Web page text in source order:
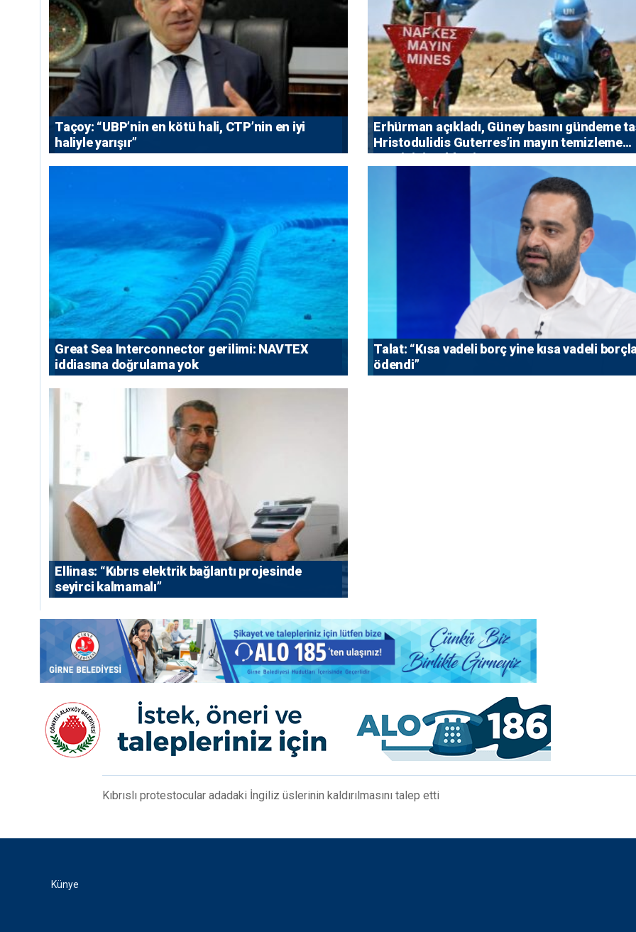
Taçoy: “UBP’nin en kötü hali, CTP’nin en iyi
haliyle yarışır”
Erhürman açıkladı, Güney basını gündeme
Hristodulidis Guterres’in mayın temizleme
önerisini reddetti
Great Sea Interconnector gerilimi: NAVTEX
iddiasına doğrulama yok
Talat: “Kısa vadeli borç yine kısa vadeli
ödendi”
Ellinas: “Kıbrıs elektrik bağlantı projesinde
seyirci kalmamalı”
Kıbrıslı protestocular adadaki İngiliz üslerinin kaldırılmasını talep etti
Künye